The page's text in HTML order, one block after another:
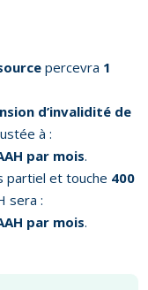
percevra 1
d’invalidité de
à :
par mois.
partiel et touche 400
sera :
par mois.